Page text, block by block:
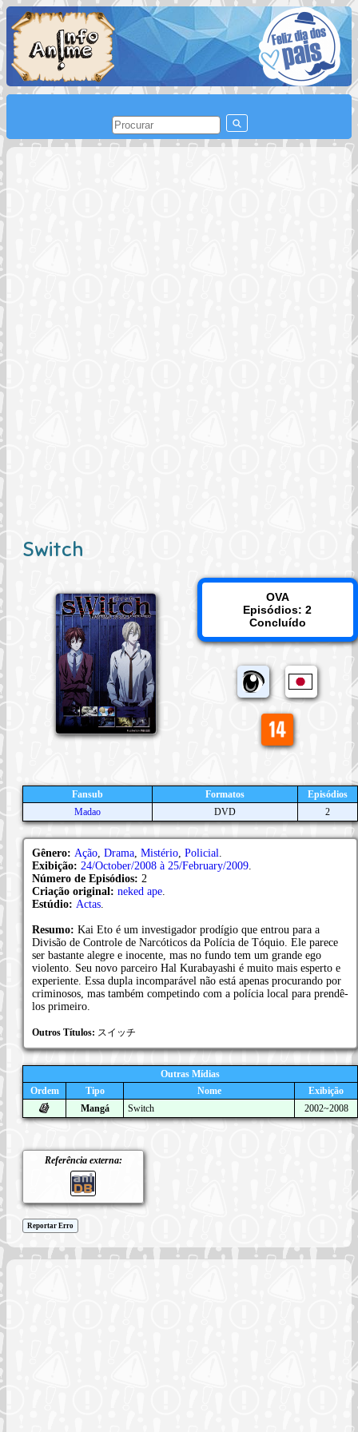
Switch
OVA
Episódios: 2
Concluído
Fansub Formatos
Episódios
Madao
DVD 2
Gênero: Ação Drama Mistério Policial
Exibição: 24/October/2008 à 25/February/2009
Número de Episódios: 2
Criação original: neked ape
Estúdio: Actas
Resumo: Kai Eto é um investigador prodígio que entrou para a
Divisão de Controle de Narcóticos da Polícia de Tóquio. Ele parece
ser bastante alegre e inocente, mas no fundo tem um grande ego
violento. Seu novo parceiro Hal Kurabayashi é muito mais esperto e
experiente. Essa dupla incomparável não está apenas procurando por
criminosos, mas também competindo com a polícia local para prendê-
los primeiro.
Outros Títulos: スイッチ
Outras Mídias
Ordem
Tipo Nome
Exibição
Mangá
Switch 2002~2008
Referência externa:
Reportar Erro